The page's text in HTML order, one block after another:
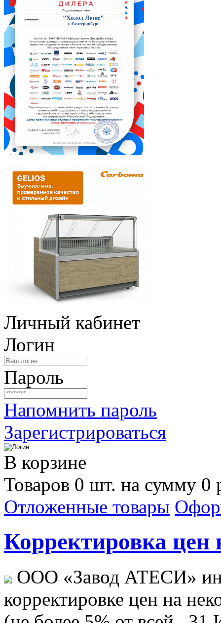
Личный кабинет
Логин
Пароль
Напомнить пароль
Зарегистрироваться
В корзине
Товаров 0 шт. на сумму 0
Отложенные товары
Корректировка цен
ООО «Завод АТЕСИ»
корректировке цен на